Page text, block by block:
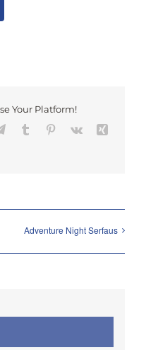
Your Platform!
TelegramTumblr Pinterest
Vk
Adventure Night Serfaus